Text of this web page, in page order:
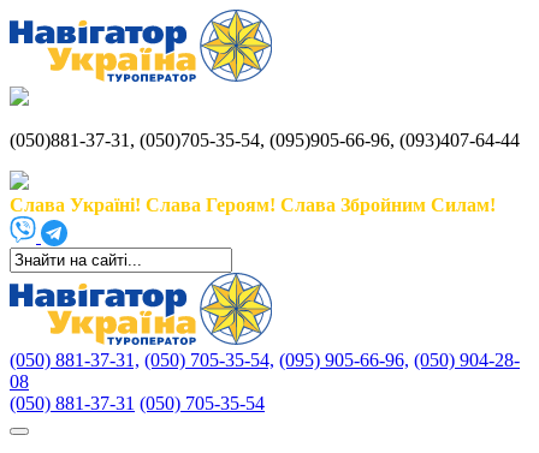
(050)881-37-31, (050)705-35-54, (095)905-66-96, (093)407-64-44
Слава Україні! Слава Героям! Слава Збройним Силам!
(050) 881-37-31, (050) 705-35-54, (095) 905-66-96, (050) 904-28-
08
(050) 881-37-31 (050) 705-35-54